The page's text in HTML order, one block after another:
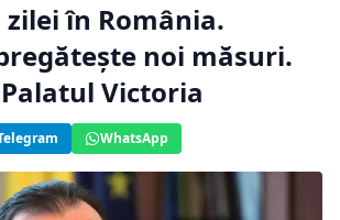
zilei în România.
noi măsuri.
Victoria
WhatsApp